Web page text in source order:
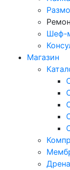
Шеф-
Магазин